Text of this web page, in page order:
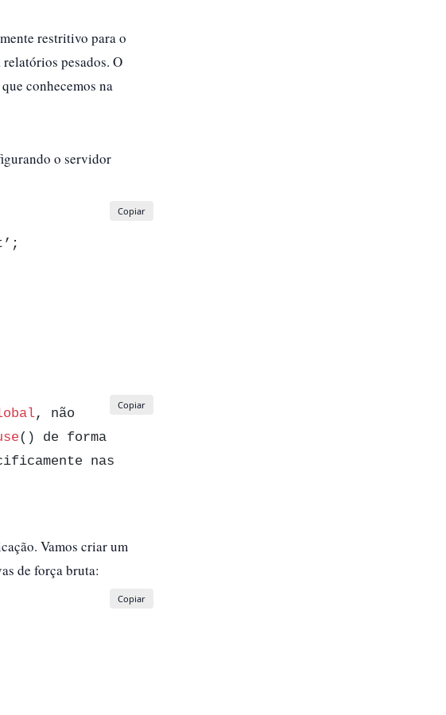
restritivo para o
pesados. O
que conhecemos na
o servidor
Copiar
, não
() de forma
nas
Copiar
Vamos criar um
de força bruta:
Copiar